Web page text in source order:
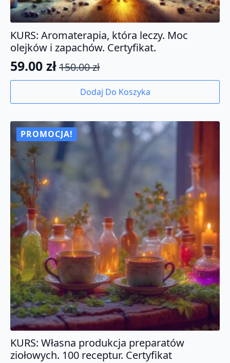
KURS: Aromaterapia, która leczy. Moc
olejków i zapachów. Certyfikat.
150.00zł
Pierwotna
wynosiła:
150.00 zł.
59.00 zł
Aktualna
wynosi:
59.00 zł.
Dodaj Do Koszyka
PROMOCJA!
KURS: Własna produkcja preparatów
ziołowych. 100 receptur. Certyfikat